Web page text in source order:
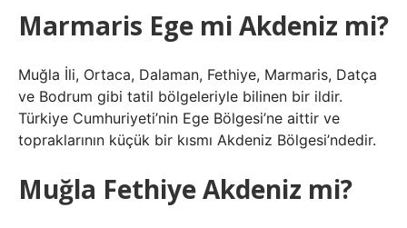
Marmaris Ege mi Akdeniz mi?
Muğla İli, Ortaca, Dalaman, Fethiye, Marmaris, Datça
ve Bodrum gibi tatil bölgeleriyle bilinen bir ildir.
Türkiye Cumhuriyeti’nin Ege Bölgesi’ne aittir ve
topraklarının küçük bir kısmı Akdeniz Bölgesi’ndedir.
Muğla Fethiye Akdeniz mi?